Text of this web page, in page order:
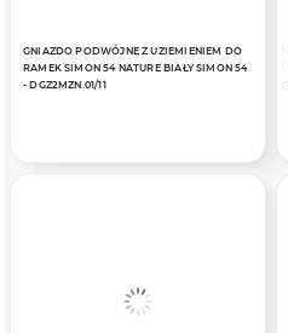
GNIAZDO PODWÓJNE Z UZIEMIENIEM DO
RAMEK SIMON 54 NATURE BIAŁY SIMON 54
- DGZ2MZN.01/11